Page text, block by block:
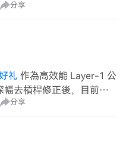
到 74.82 阶段高点后快速
分享
礼 作為高效能 Layer-1 公
幅去槓桿修正後，目前價
築底。 * 循環階段：處
分享